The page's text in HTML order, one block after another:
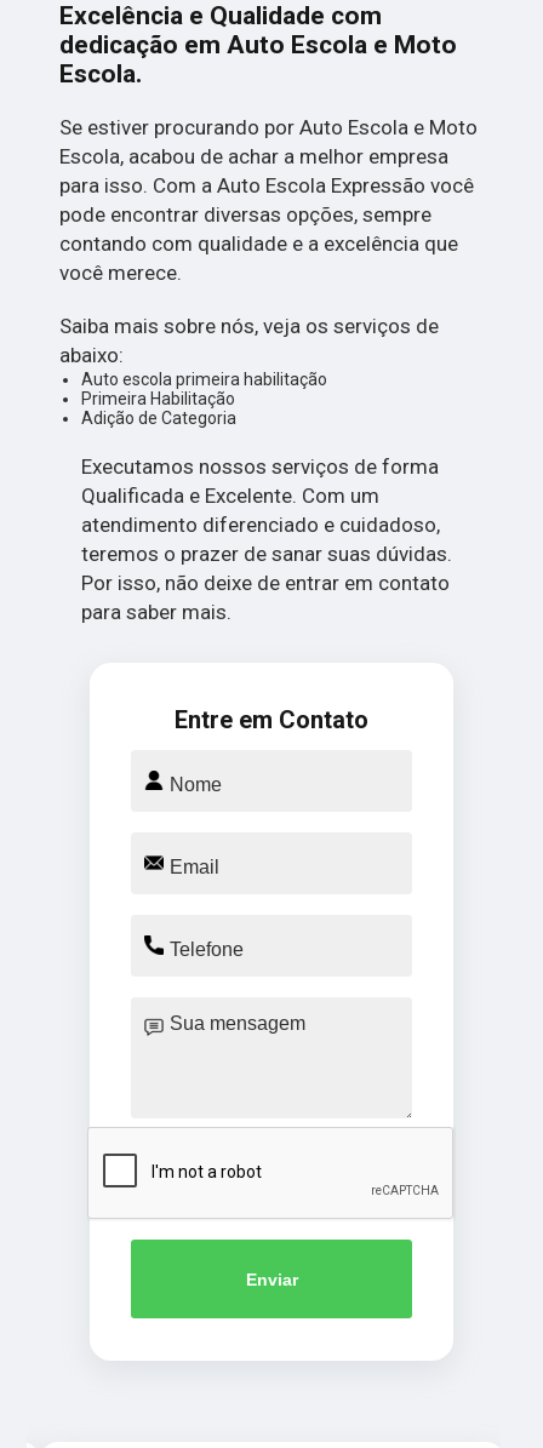
Excelência e Qualidade com
dedicação em Auto Escola e Moto
Escola.
Se estiver procurando por Auto Escola e Moto
Escola, acabou de achar a melhor empresa
para isso. Com a Auto Escola Expressão você
pode encontrar diversas opções, sempre
contando com qualidade e a excelência que
você merece.
Saiba mais sobre nós, veja os serviços de
abaixo:
Auto escola primeira habilitação
Primeira Habilitação
Adição de Categoria
Executamos nossos serviços de forma
Qualificada e Excelente. Com um
atendimento diferenciado e cuidadoso,
teremos o prazer de sanar suas dúvidas.
Por isso, não deixe de entrar em contato
para saber mais.
Entre em Contato
Enviar